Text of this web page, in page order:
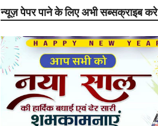
न्यूज़ पेपर पाने के लिए अभी सब्सक्राइब करे